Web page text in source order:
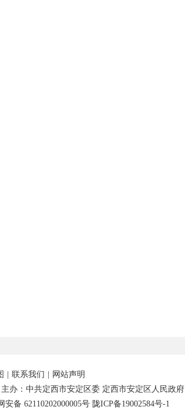
联系我们
网站声明
办：中共定西市安定区委 定西市安定区人民政府
安备 62110202000005号 陇ICP备19002584号-1